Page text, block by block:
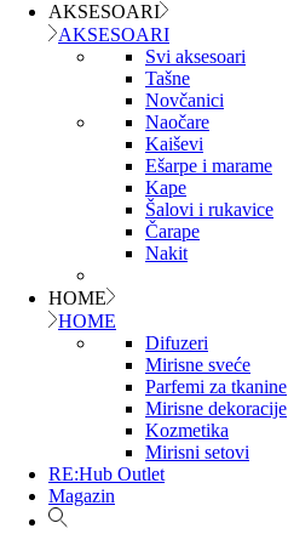
AKSESOARI
AKSESOARI
Svi aksesoari
Tašne
Novčanici
Naočare
Kaiševi
Ešarpe i marame
Kape
Šalovi i rukavice
Čarape
Nakit
HOME
HOME
Difuzeri
Mirisne sveće
Parfemi za tkanine
Mirisne dekoracije
Kozmetika
Mirisni setovi
RE:Hub Outlet
Magazin